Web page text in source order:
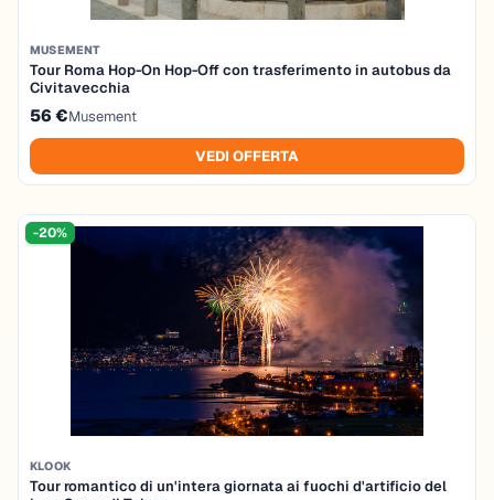
MUSEMENT
Tour Roma Hop-On Hop-Off con trasferimento in autobus da
Civitavecchia
56 €Musement
VEDI OFFERTA
-20%
KLOOK
Tour romantico di un'intera giornata ai fuochi d'artificio del